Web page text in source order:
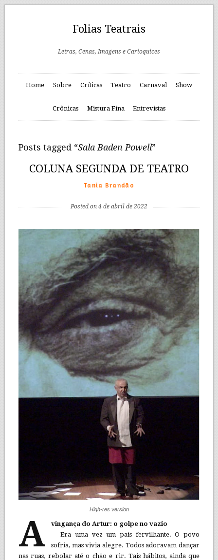
Folias Teatrais
Letras, Cenas, Imagens e Carioquices
Home Sobre Críticas Teatro Carnaval Show
Crônicas Mistura Fina Entrevistas
Posts tagged “Sala Baden Powell”
COLUNA SEGUNDA DE TEATRO
Tania Brandão
Posted on 4 de abril de 2022
High-res version
A
vingança do Artur: o golpe no vazio
Era uma vez um país fervilhante. O povo
sofria, mas vivia alegre. Todos adoravam dançar
nas ruas, rebolar até o chão e rir. Tais hábitos, ainda que